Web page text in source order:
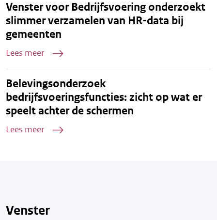
Venster voor Bedrijfsvoering onderzoekt
slimmer verzamelen van HR-data bij
gemeenten
Lees meer
Belevingsonderzoek
bedrijfsvoeringsfuncties: zicht op wat er
speelt achter de schermen
Lees meer
Venster